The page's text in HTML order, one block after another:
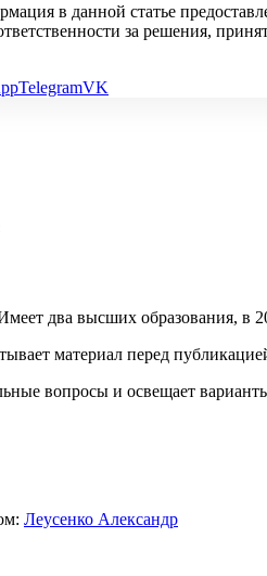
в данной статье
за решения,
TelegramVK
два высших образования, в
материал перед
вопросы и освещает
Леусенко Александр